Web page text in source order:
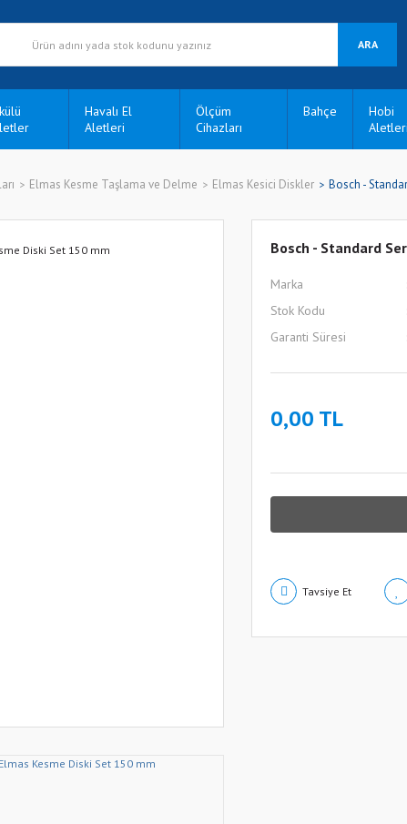
ARA
Havalı El
Aletleri
Ölçüm
Cihazları
Bahçe
Hobi
Aletleri
Elmas Kesme Taşlama ve Delme Elmas Kesici Diskler Bosch -
Bosch - Standard
Marka
Stok Kodu
Garanti Süresi
0,00 TL
Tavsiye Et